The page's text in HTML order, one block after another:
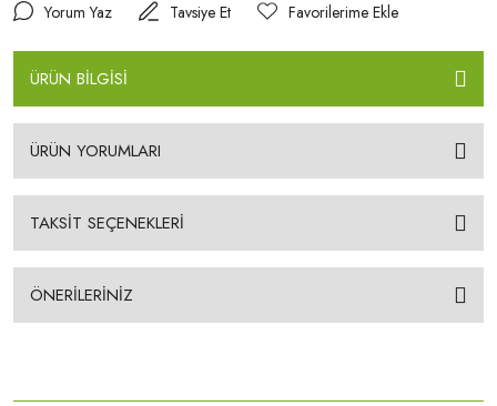
Yorum Yaz Tavsiye Et
ÜRÜN BİLGİSİ
ÜRÜN YORUMLARI
TAKSİT SEÇENEKLERİ
ÖNERİLERİNİZ